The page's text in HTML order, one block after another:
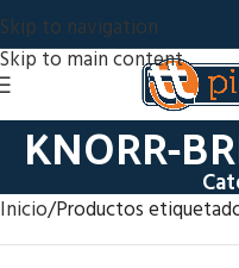
Skip to navigation
Skip to main content
KNORR-
Inicio Productos